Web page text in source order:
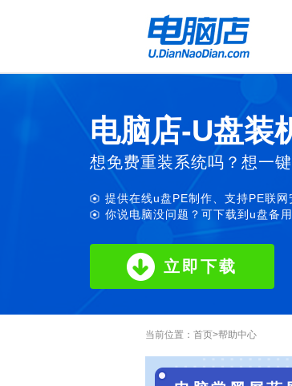
电脑店-U盘装
想免费重装系统吗？想一
提供在线u盘PE制作、支持PE联
你说电脑没问题？可下载到u盘备
立即下载
当前位置： 首页>帮助中心